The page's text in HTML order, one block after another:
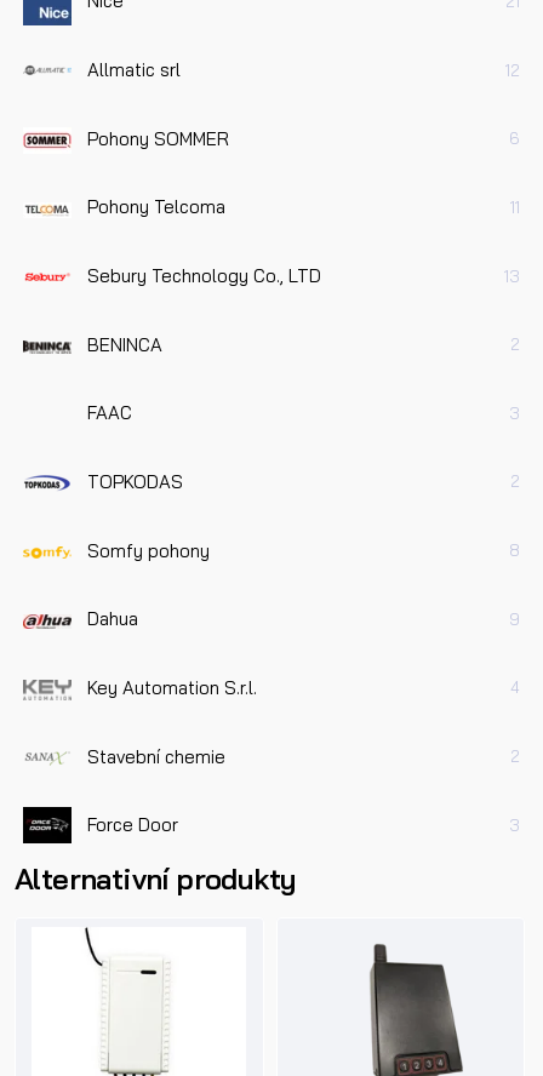
Allmatic srl 12
Pohony SOMMER 6
Pohony Telcoma 11
Sebury Technology Co., LTD 13
BENINCA 2
FAAC 3
TOPKODAS 2
Somfy pohony 8
Dahua 9
Key Automation S.r.l. 4
Stavební chemie 2
Force Door 3
Alternativní produkty